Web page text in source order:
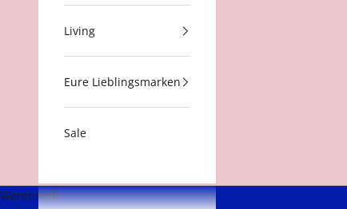
Living
Eure Lieblingsmarken
Sale
Warenkorb